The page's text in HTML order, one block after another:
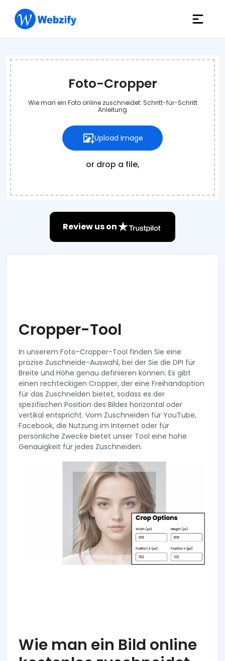
Foto-Cropper
Wie man ein Foto online zuschneidet: Schritt-für-Schritt
Anleitung
Upload Image
or drop a file,
Review us on
Cropper-Tool
In unserem Foto-Cropper-Tool finden Sie eine
präzise Zuschneide-Auswahl, bei der Sie die DPI für
Breite und Höhe genau definieren können. Es gibt
einen rechteckigen Cropper, der eine Freihandoption
für das Zuschneiden bietet, sodass es der
spezifischen Position des Bildes horizontal oder
vertikal entspricht. Vom Zuschneiden für YouTube,
Facebook, die Nutzung im Internet oder für
persönliche Zwecke bietet unser Tool eine hohe
Genauigkeit für jedes Zuschneiden.
Wie man ein Bild online